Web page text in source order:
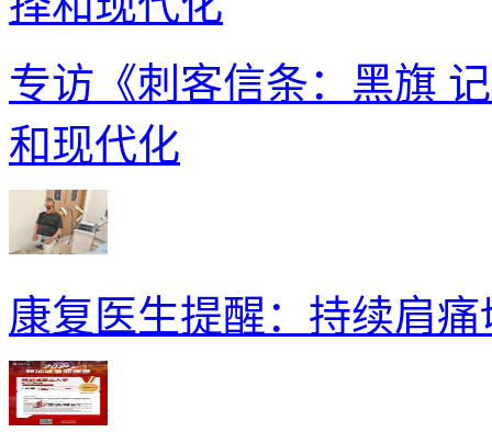
专访《刺客信条：黑旗
和现代化
康复医生提醒：持续肩